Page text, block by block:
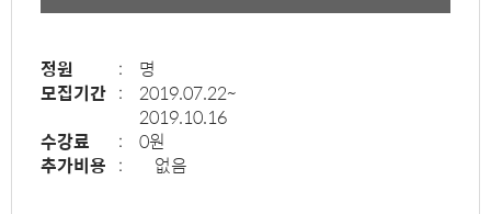
정원 :
명
모집기간 :
2019.07.22~
2019.10.16
수강료
:
0원
추가비용 : 없음